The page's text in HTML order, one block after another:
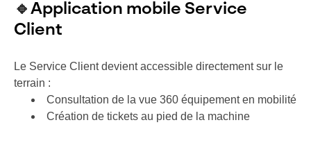
🔹 Application mobile Service
Client
Le Service Client devient accessible directement sur le
terrain :
Consultation de la vue 360 équipement en mobilité
Création de tickets au pied de la machine